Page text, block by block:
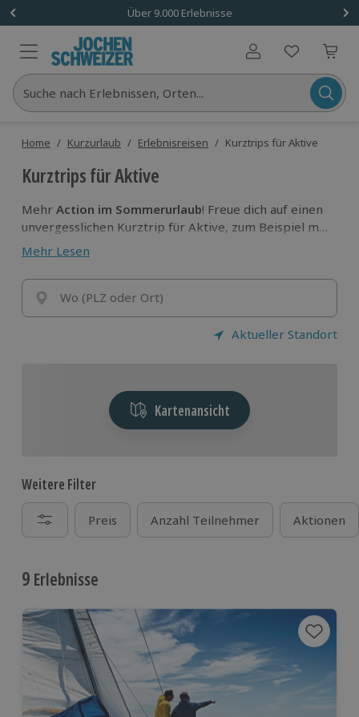
Über 9.000 Erlebnisse
Benutzerkonto
Suche nach Erlebnissen, Orten...
Home / Kurzurlaub / Erlebnisreisen / Kurztrips für Aktive
Kurztrips für Aktive
Mehr Action im Sommerurlaub! Freue dich auf einen
unvergesslichen Kurztrip für Aktive, zum Beispiel mit
einem aufregenden Fallschirmsprung oder mit
feucht-fröhlichen Abenteuern beim
Canyoning, Rafting oder Stand-Up-Paddling. Und für
Retro-Fans? Die erwartet ein Camping-Trip mit dem
legendären VW Bulli!
Mehr Lesen
Wo (PLZ oder Ort)
Aktueller Standort
Kartenansicht
Weitere Filter
Preis Anzahl Teilnehmer Aktionen
9 Erlebnisse